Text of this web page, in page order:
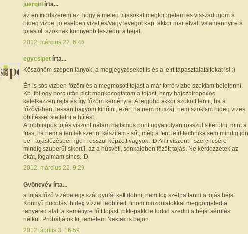
juergirl írta...
az en modszerem az, hogy a meleg tojasokat megtorogetem es visszadugom a
hideg vizbe. jo esetben vizet es/vagy levegot kap, akkor mar elvalt valamennyire a
tojastol. azoknak konnyebb leszedni a hejat.
2012. március 22. 6:46
egycsipet írta...
Köszönöm szépen lányok, a megjegyzéseket is és a leírt tapasztalataitokat is! :)
Én is sós vízben főzöm és a megmosott tojást a már forró vízbe szoktam beletenni.
Kb. fél-egy perc után picit megkocogtatom a tojást, hogy hajszálrepedés
keletkezzen rajta és így főzöm keményre. A legjobb akkor szokott lenni, ha a
főzővízben, lassan hagyom kihűlni, ezért ha nem muszáj, nem szoktam hideg vizes
öblítéssel siettetni a hűtést.
A többnapos tojás viszont nálam hajlamos pont ugyanolyan rosszul sikerülni, mint a
friss, ha nem a fentiek szerint készítem - sőt, még a fent leírt technika sem mindig jön
be - tojásfőzésben igen rosszul képzett vagyok. :D Ami viszont - szerencsére -
mindig szuperül sikerül, az a húsvéti, sonkalében főzött tojás. Ne kérdezzétek az
okát, fogalmam sincs. :D
2012. március 22. 9:29
Gyöngyév írta...
a tojás főző vizébe egy szál gyufát kell dobni, nem fog szétpattanni a tojás héja.
Könnyű pucolás: hideg vízzel leöblíted, finom mozdulatokkal meggörgeted a
tenyered alatt a keményre főtt tojást. pikk-pakk le tudod szedni a héját sérülés
nélkül. Próbáljátok ki, remélem Nektek is bejön.
2012. április 3. 16:59